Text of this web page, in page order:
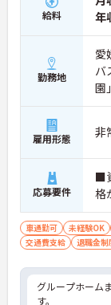
給料
年
勤務地
愛
バ
園
雇用形態 非
応募要件
■
格
車通勤可 未経験OK
交通費支給
退職金制
グループホーム
す。